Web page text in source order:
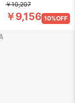
￥10,207
￥9,156 10%OFF